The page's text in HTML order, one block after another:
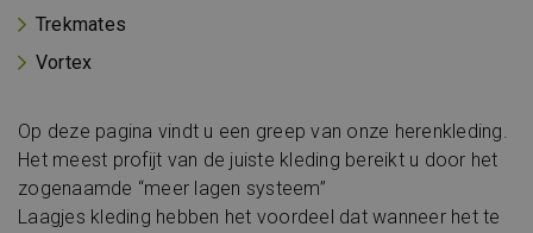
Trekmates
Vortex
Op deze pagina vindt u een greep van onze herenkleding.
Het meest profijt van de juiste kleding bereikt u door het
zogenaamde “meer lagen systeem”
Laagjes kleding hebben het voordeel dat wanneer het te